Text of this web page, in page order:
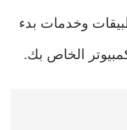
وخدمات بدء
الخاص بك.